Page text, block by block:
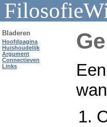
Bladeren
Hoofdpagina
Huishoudelijk
Argument
Connectieven
Links